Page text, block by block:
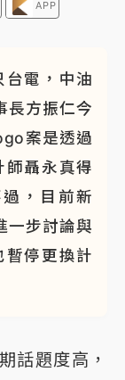
APP
台電，中油
長方振仁今
案是透過
師聶永真得
，目前新
一步討論與
暫停更換計
話題度高，